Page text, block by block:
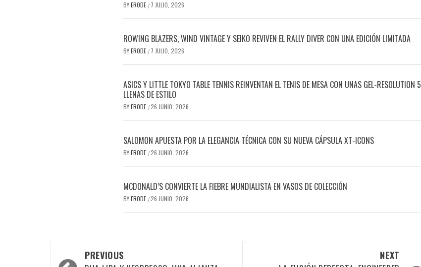
BYERODE / 7 JULIO, 2026
ROWING BLAZERS, WIND VINTAGE Y SEIKO REVIVEN EL RALLY DIVER CON UNA EDICIÓN LIMITADA
BYERODE / 7 JULIO, 2026
ASICS Y LITTLE TOKYO TABLE TENNIS REINVENTAN EL TENIS DE MESA CON UNAS GEL-RESOLUTION 5
LLENAS DE ESTILO
BYERODE /26 JUNIO, 2026
SALOMON APUESTA POR LA ELEGANCIA TÉCNICA CON SU NUEVA CÁPSULA XT-ICONS
BYERODE /26 JUNIO, 2026
MCDONALD’S CONVIERTE LA FIEBRE MUNDIALISTA EN VASOS DE COLECCIÓN
BYERODE /26 JUNIO, 2026
PREVIOUS
NEXT